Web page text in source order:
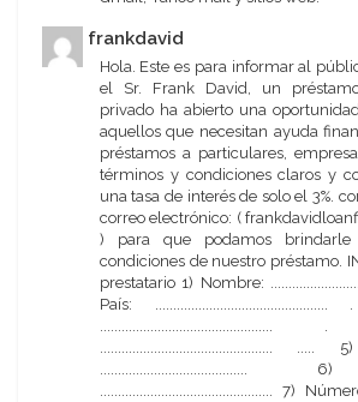
frankdavid
Hola. Este es para informar al
el Sr. Frank David, un
privado ha abierto una
aquellos que necesitan ayuda
préstamos a particulares,
términos y condiciones claros y
una tasa de interés de solo el 3%.
correo electrónico: (
) para que podamos
condiciones de nuestro préstamo.
prestatario 1) Nombre:
País:
................................................
.........................................
................................................ 7)